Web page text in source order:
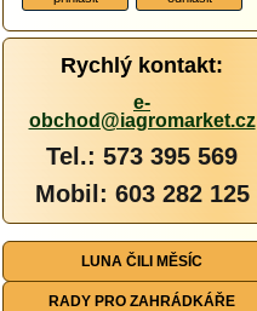
Rychlý kontakt:
e-
obchod@iagromarket.cz
Tel.: 573 395 569
Mobil: 603 282 125
LUNA ČILI MĚSÍC
RADY PRO ZAHRÁDKÁŘE